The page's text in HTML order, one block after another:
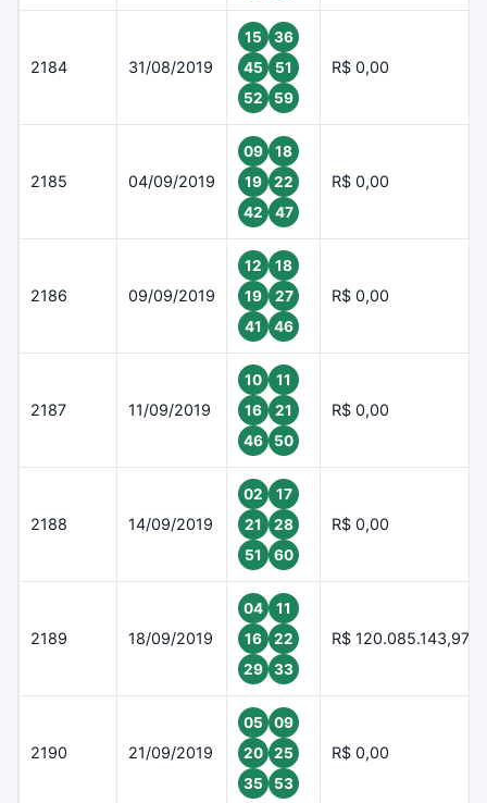
2184 31/08/2019
15
36
45
51
52
59
R$ 0,00
2185 04/09/2019
09
18
19
22
42
47
R$ 0,00
2186 09/09/2019
12
18
19
27
41
46
R$ 0,00
2187 11/09/2019
10
11
16
21
46
50
R$ 0,00
2188 14/09/2019
02
17
21
28
51
60
R$ 0,00
2189 18/09/2019
04
11
16
22
29
33
R$ 120.085.143,97
2190 21/09/2019
05
09
20
25
35
53
R$ 0,00